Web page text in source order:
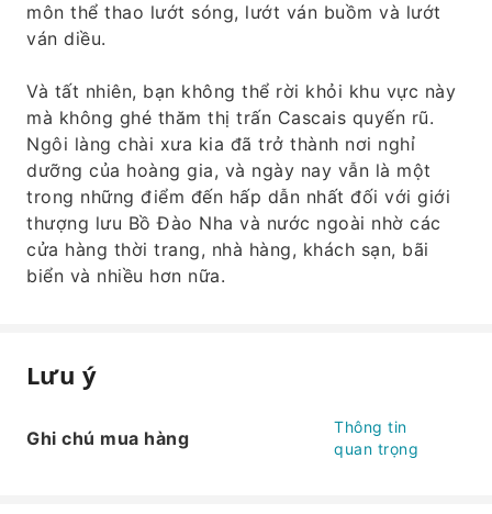
môn thể thao lướt sóng, lướt ván buồm và lướt
ván diều.
Và tất nhiên, bạn không thể rời khỏi khu vực này
mà không ghé thăm thị trấn Cascais quyến rũ.
Ngôi làng chài xưa kia đã trở thành nơi nghỉ
dưỡng của hoàng gia, và ngày nay vẫn là một
trong những điểm đến hấp dẫn nhất đối với giới
thượng lưu Bồ Đào Nha và nước ngoài nhờ các
cửa hàng thời trang, nhà hàng, khách sạn, bãi
biển và nhiều hơn nữa.
Lưu ý
Ghi chú mua hàng
Thông tin
quan trọng